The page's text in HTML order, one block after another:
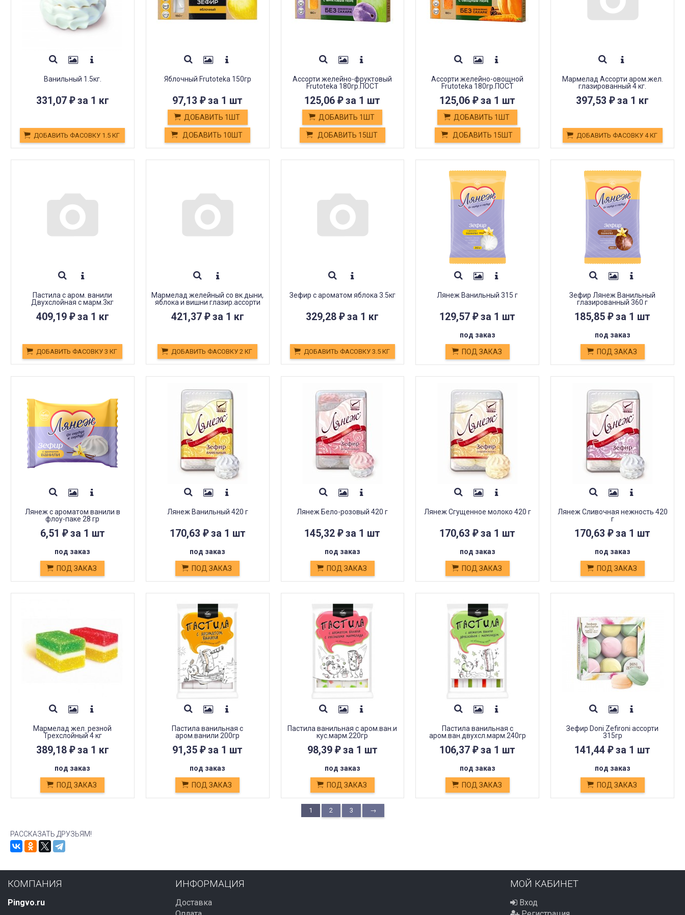
Ванильный 1.5кг.
331,07 ₽за 1 кг
ДОБАВИТЬ ФАСОВКУ 1.5 КГ
Яблочный Frutoteka 150гр
97,13₽за 1 шт
ДОБАВИТЬ 1ШТ
ДОБАВИТЬ 10ШТ
Ассорти желейно-фруктовый
Frutoteka 180гр.ПОСТ
125,06₽за 1 шт
ДОБАВИТЬ 1ШТ
ДОБАВИТЬ 15ШТ
Ассорти желейно-овощной
Frutoteka 180гр.ПОСТ
125,06₽за 1 шт
ДОБАВИТЬ 1ШТ
ДОБАВИТЬ 15ШТ
Мармелад Ассорти аром.жел.
глазированный 4 кг.
397,53₽за 1 кг
ДОБАВИТЬ ФАСОВКУ 4 КГ
Пастила с аром. ванили
Двухслойная с марм.3кг
409,19 ₽за 1 кг
ДОБАВИТЬ ФАСОВКУ 3 КГ
Мармелад желейный со вк.дыни,
яблока и вишни глазир.ассорти
421,37 ₽за 1 кг
ДОБАВИТЬ ФАСОВКУ 2 КГ
Зефир с ароматом яблока 3.5кг
329,28₽за 1 кг
ДОБАВИТЬ ФАСОВКУ 3.5 КГ
Лянеж Ванильный 315 г
129,57₽за 1 шт
под заказ
ПОД ЗАКАЗ
Зефир Лянеж Ванильный
глазированный 360 г
185,85₽за 1 шт
под заказ
ПОД ЗАКАЗ
Лянеж с ароматом ванили в
флоу-паке 28 гр
6,51 ₽за 1 шт
под заказ
ПОД ЗАКАЗ
Лянеж Ванильный 420 г
170,63 ₽за 1 шт
под заказ
ПОД ЗАКАЗ
Лянеж Бело-розовый 420 г
145,32₽за 1 шт
под заказ
ПОД ЗАКАЗ
Лянеж Сгущенное молоко 420 г
170,63₽за 1 шт
под заказ
ПОД ЗАКАЗ
Лянеж Сливочная нежность 420
г
170,63₽за 1 шт
под заказ
ПОД ЗАКАЗ
Мармелад жел. резной
Трехслойный 4 кг
389,18 ₽за 1 кг
под заказ
ПОД ЗАКАЗ
Пастила ванильная с
аром.ванили 200гр
91,35₽за 1 шт
под заказ
ПОД ЗАКАЗ
Пастила ванильная с аром.ван.и
кус.марм.220гр
98,39 ₽за 1 шт
под заказ
ПОД ЗАКАЗ
Пастила ванильная с
аром.ван.двухсл.марм.240гр
106,37₽за 1 шт
под заказ
ПОД ЗАКАЗ
Зефир Doni Zefironi ассорти
315гр
141,44₽за 1 шт
под заказ
ПОД ЗАКАЗ
1 2 3 →
РАССКАЗАТЬ ДРУЗЬЯМ!
КОМПАНИЯ
Pingvo.ru
ИНФОРМАЦИЯ
Доставка
МОЙ КАБИНЕТ
Вход